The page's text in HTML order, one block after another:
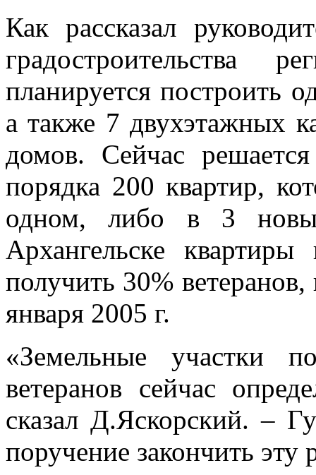
Как рассказал
градостроительства
планируется построить
а также 7 двухэтажных
домов. Сейчас
порядка 200 квартир,
одном, либо в 3
Архангельске
получить 30%
января 2005 г.
«Земельные участки
ветеранов сейчас
сказал Д.Яскорский. –
поручение закончить эту